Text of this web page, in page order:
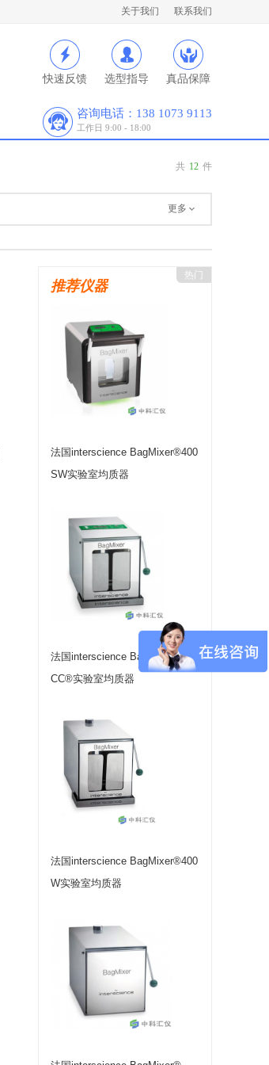
关于我们 联系我们
快速反馈 选型指导 真品保障
咨询电话：138 1073 9113
工作日 9:00 - 18:00
共 12 件
更多
热门
推荐仪器
法国interscience BagMixer®400
SW实验室均质器
法国interscience BagMixer®400
CC®实验室均质器
法国interscience BagMixer®400
W实验室均质器